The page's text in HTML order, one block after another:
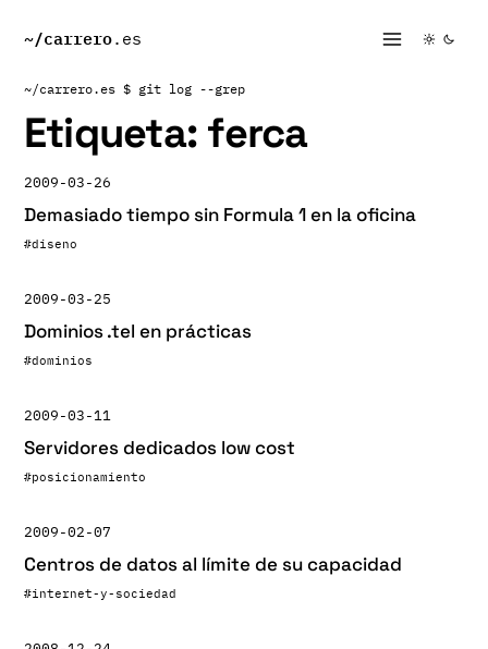
~/carrero.es
~/carrero.es $ git log --grep
Etiqueta: ferca
2009-03-26
Demasiado tiempo sin Formula 1 en la oficina
#diseno
2009-03-25
Dominios .tel en prácticas
#dominios
2009-03-11
Servidores dedicados low cost
#posicionamiento
2009-02-07
Centros de datos al límite de su capacidad
#internet-y-sociedad